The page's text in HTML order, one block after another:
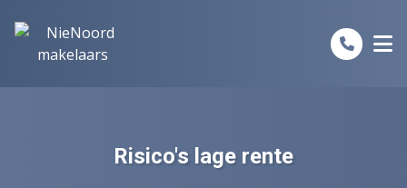
Risico's lage rente